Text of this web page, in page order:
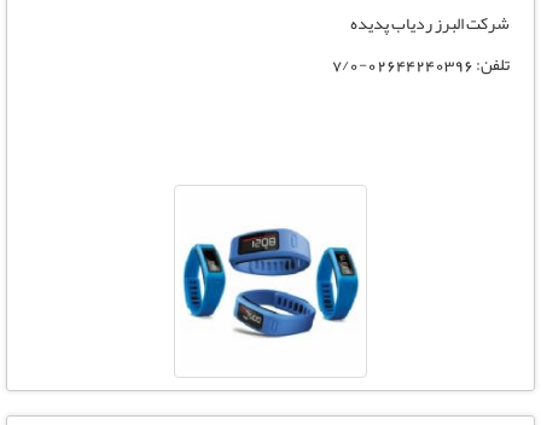
شرکت البرز ردیاب پدیده
تلفن: 02644240396-7/0